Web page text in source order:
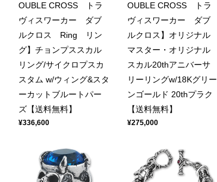
OUBLE CROSS トラ
ヴィスワーカー ダブ
ルクロス Ring リン
グ】チョンプススカル
リング/サイクロプスカ
スタム w/ウィング&スタ
ーカットブルートパー
ズ【送料無料】
¥336,600
OUBLE CROSS トラ
ヴィスワーカー ダブ
ルクロス】オリジナル
マスター・オリジナル
スカル20thアニバーサ
リーリングw/18Kグリー
ンゴールド 20thプラク
【送料無料】
¥275,000